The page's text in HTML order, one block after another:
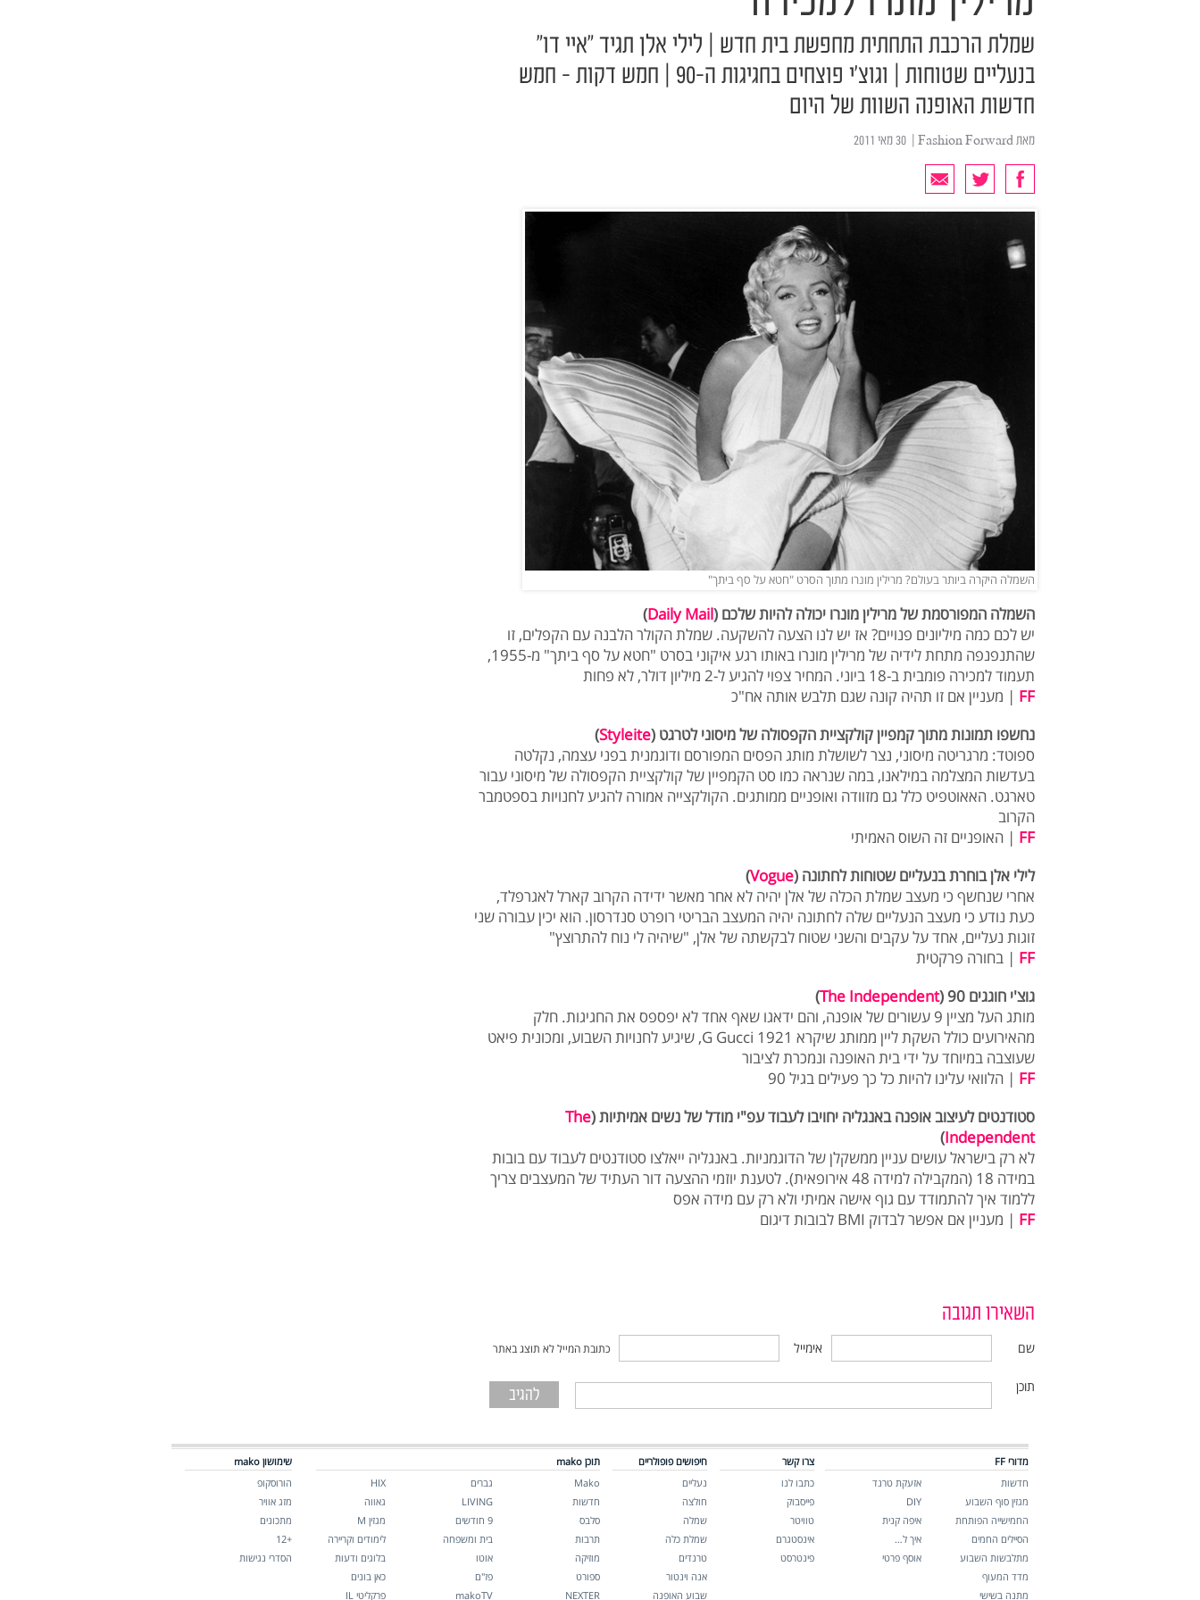
שמלת הרכבת התחתית מחפשת בית חדש | לילי אלן תגיד "איי דו"
בנעליים שטוחות | וגוצ'י פוצחים בחגיגות ה-90 | חמש דקות - חמש
חדשות האופנה השוות של היום
מאתFashion Forward
השמלה היקרה ביותר בעולם? מרילין מונרו מתוך הסרט "חטא על סף ביתך"
השמלה המפורסמת של מרילין מונרו יכולה להיות שלכם (Daily Mail
)
יש לכם כמה מיליונים פנויים? אז יש לנו הצעה להשקעה. שמלת הקולר הלבנה עם הקפלים, זו
שהתנפנפה מתחת לידיה של מרילין מונרו באותו רגע איקוני בסרט "חטא על סף ביתך" מ-1955,
תעמוד למכירה פומבית ב-18 ביוני. המחיר צפוי להגיע ל-2 מיליון דולר, לא פחות
FF | מעניין אם זו תהיה קונה שגם תלבש אותה אח"כ
נחשפו תמונות מתוך קמפיין קולקציית הקפסולה של מיסוני לטרגט (Styleite
)
ספוטד: מרגריטה מיסוני, נצר לשושלת מותג הפסים המפורסם ודוגמנית בפני עצמה, נקלטה
בעדשות המצלמה במילאנו, במה שנראה כמו סט הקמפיין של קולקציית הקפסולה של מיסוני עבור
טארגט. האאוטפיט כלל גם מזוודה ואופניים ממותגים. הקולקצייה אמורה להגיע לחנויות בספטמבר
הקרוב
FF | האופניים זה השוס האמיתי
לילי אלן בוחרת בנעליים שטוחות לחתונה (Vogue
)
אחרי שנחשף כי מעצב שמלת הכלה של אלן יהיה לא אחר מאשר ידידה הקרוב קארל לאגרפלד,
כעת נודע כי מעצב הנעליים שלה לחתונה יהיה המעצב הבריטי רופרט סנדרסון. הוא יכין עבורה שני
זוגות נעליים, אחד על עקבים והשני שטוח לבקשתה של אלן, "שיהיה לי נוח להתרוצץ"
FF | בחורה פרקטית
גוצ'י חוגגים 90 (
The Independent
)
מותג העל מציין 9 עשורים של אופנה, והם ידאגו שאף אחד לא יפספס את החגיגות. חלק
מהאירועים כולל השקת ליין ממותג שיקרא G Gucci 1921, שיגיע לחנויות השבוע, ומכונית פיאט
שעוצבה במיוחד על ידי בית האופנה ונמכרת לציבור
FF | הלוואי עלינו להיות כל כך פעילים בגיל 90
סטודנטים לעיצוב אופנה באנגליה יחויבו לעבוד עפ"י מודל של נשים אמיתיות (The
Independent
)
לא רק בישראל עושים עניין ממשקלן של הדוגמניות. באנגליה ייאלצו סטודנטים לעבוד עם בובות
במידה 18 (המקבילה למידה 48 אירופאית). לטענת יוזמי ההצעה דור העתיד של המעצבים צריך
ללמוד איך להתמודד עם גוף אישה אמיתי ולא רק עם מידה אפס
FF | מעניין אם אפשר לבדוק BMI לבובות דיגום
השאירו תגובה
שם אימייל כתובת המייל לא תוצג באתר
תוכן
מדורי FF
חדשות
מגזין סוף השבוע
החמישייה הפותחת
הסיילים החמים
מתלבשות השבוע
מדד המעוף
מתנה בשישי
אזעקת טרנד
DIY
איפה קנית
איך ל…
אוסף פרטי
צרו קשר
כתבו לנו
פייסבוק
טוויטר
אינסטגרם
פינטרסט
חיפושים פופולריים
נעליים
חולצה
שמלה
שמלת כלה
טרנדים
אנה וינטור
שבוע האופנה
תוכן mako
Mako
חדשות
סלבס
תרבות
מוזיקה
ספורט
NEXTER
גברים
LIVING
9 חודשים
בית ומשפחה
אוטו
פז"ם
makoTV
HIX
גאווה
מגזין M
לימודים וקריירה
בלוגים ודעות
כאן בונים
פרקליטי IL
שימושון mako
הורוסקופ
מזג אוויר
מתכונים
+12
הסדרי נגישות